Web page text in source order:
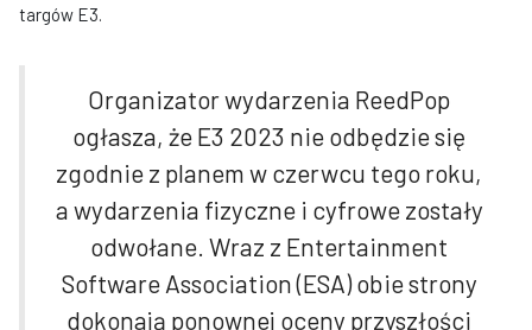
targów E3.
Organizator wydarzenia ReedPop
ogłasza, że E3 2023 nie odbędzie się
zgodnie z planem w czerwcu tego roku,
a wydarzenia fizyczne i cyfrowe zostały
odwołane. Wraz z Entertainment
Software Association (ESA) obie strony
dokonają ponownej oceny przyszłości